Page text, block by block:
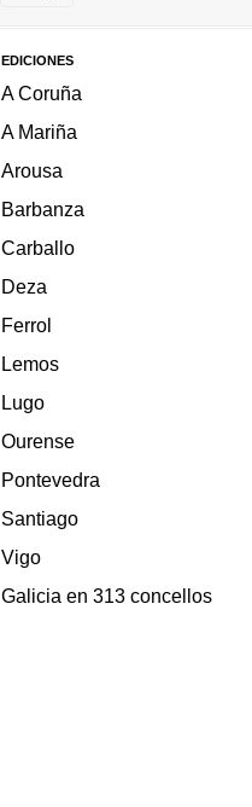
EDICIONES
A Coruña
A Mariña
Arousa
Barbanza
Carballo
Deza
Ferrol
Lemos
Lugo
Ourense
Pontevedra
Santiago
Vigo
Galicia en 313 concellos